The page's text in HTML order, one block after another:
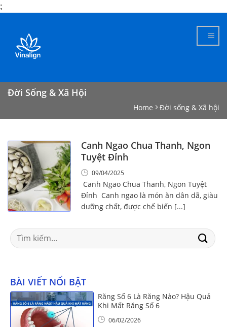
;
content
Đời Sống & Xã Hội
Home Đời sống & Xã hội
Canh Ngao Chua Thanh, Ngon
Tuyệt Đỉnh
09/04/2025
Canh Ngao Chua Thanh, Ngon Tuyệt
Đỉnh Canh ngao là món ăn dân dã, giàu
dưỡng chất, được chế biến [...]
Search
for:
BÀI VIẾT NỔI BẬT
Răng Số 6 Là Răng Nào? Hậu Quả
Khi Mất Răng Số 6
06/02/2026